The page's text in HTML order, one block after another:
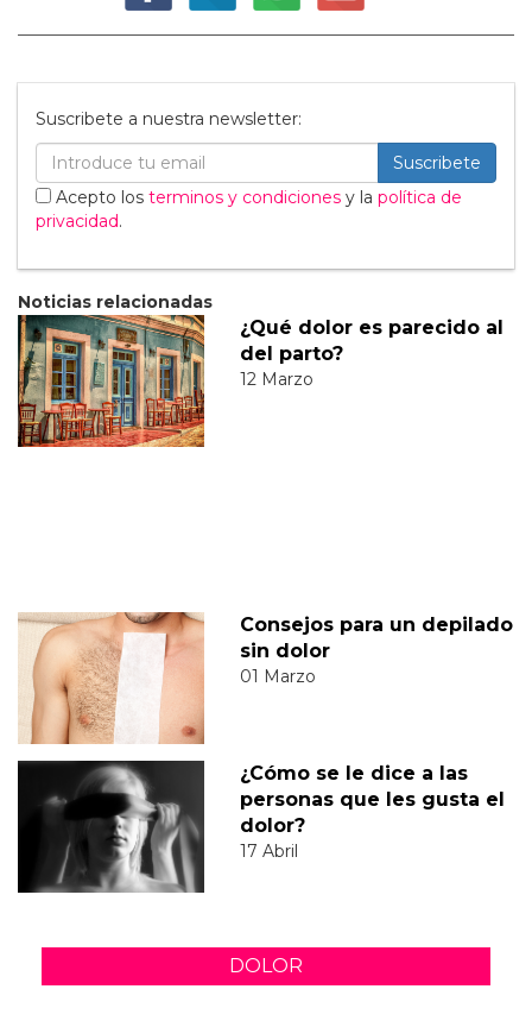
Suscribete a nuestra newsletter:
Suscribete
Acepto los terminos y condiciones y la política de
privacidad.
Noticias relacionadas
¿Qué dolor es parecido al
del parto?
12 Marzo
Consejos para un depilado
sin dolor
01 Marzo
¿Cómo se le dice a las
personas que les gusta el
dolor?
17 Abril
DOLOR